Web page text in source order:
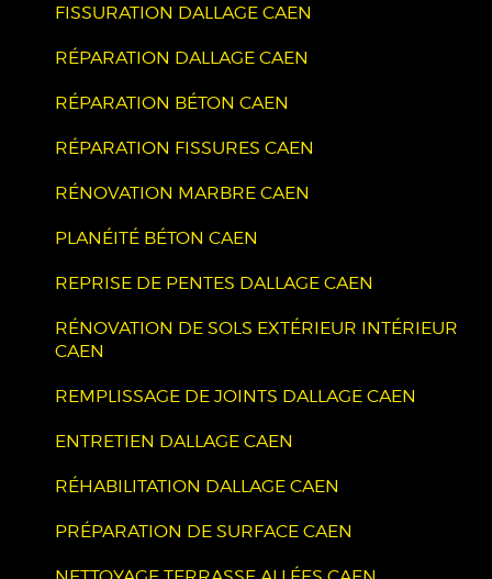
FISSURATION DALLAGE CAEN
RÉPARATION DALLAGE CAEN
RÉPARATION BÉTON CAEN
RÉPARATION FISSURES CAEN
RÉNOVATION MARBRE CAEN
PLANÉITÉ BÉTON CAEN
REPRISE DE PENTES DALLAGE CAEN
RÉNOVATION DE SOLS EXTÉRIEUR INTÉRIEUR
CAEN
REMPLISSAGE DE JOINTS DALLAGE CAEN
ENTRETIEN DALLAGE CAEN
RÉHABILITATION DALLAGE CAEN
PRÉPARATION DE SURFACE CAEN